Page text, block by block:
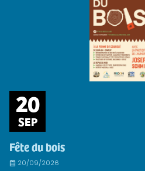
20
SEP
Fête du bois
20/09/2026